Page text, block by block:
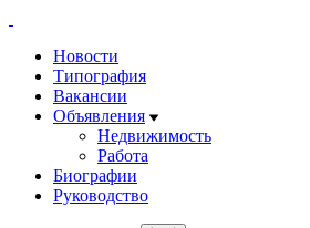
Новости
Типография
Вакансии
Объявления
Недвижимость
Работа
Биографии
Руководство